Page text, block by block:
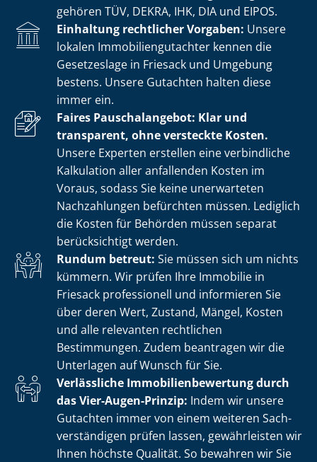
gehören TÜV, DEKRA, IHK, DIA und EIPOS.
Einhaltung rechtlicher Vorgaben: Unsere
lokalen Im­mo­bi­li­en­gut­ach­ter kennen die
Gesetzeslage in Friesack und Umgebung
bestens. Unsere Gutachten halten diese
immer ein.
Faires Pauschalangebot: Klar und
transparent, ohne versteckte Kosten.
Unsere Experten erstellen eine verbindliche
Kalkulation aller anfallenden Kosten im
Voraus, sodass Sie keine unerwarteten
Nachzahlungen befürchten müssen. Lediglich
die Kosten für Behörden müssen separat
berücksichtigt werden.
Rundum betreut: Sie müssen sich um nichts
kümmern. Wir prüfen Ihre Immobilie in
Friesack professionell und informieren Sie
über deren Wert, Zustand, Mängel, Kosten
und alle relevanten rechtlichen
Bestimmungen. Zudem beantragen wir die
Unterlagen auf Wunsch für Sie.
Verlässliche Im­mo­bi­li­en­be­wer­tung durch
das Vier-Augen-Prinzip: Indem wir unsere
Gutachten immer von einem weiteren Sach­
ver­stän­di­gen prüfen lassen, gewährleisten wir
Ihnen höchste Qualität. So bewahren wir Sie